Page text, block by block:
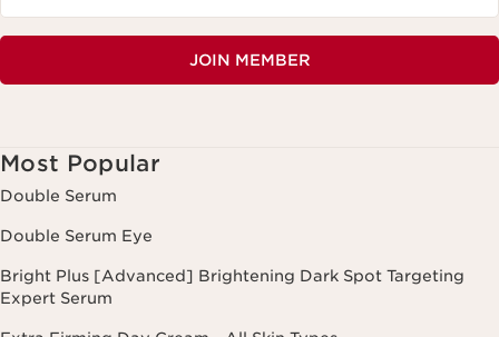
JOIN MEMBER
Most Popular
Double Serum
Double Serum Eye
Bright Plus [Advanced] Brightening Dark Spot Targeting
Expert Serum